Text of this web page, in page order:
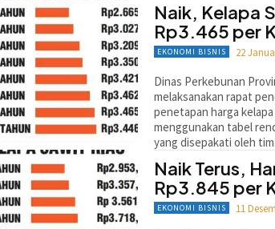
Naik, Kelapa
Rp3.465 per
EKONOMI BISNIS 22
Dinas Perkebunan
melaksanakan rapat
penetapan harga
menggunakan tabel
yang disepakati oleh tim.
Naik Terus,
Rp3.845 per
EKONOMI BISNIS 11